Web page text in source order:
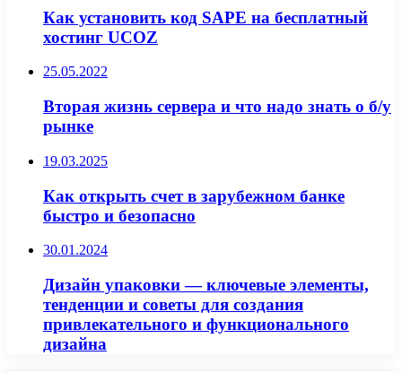
Как установить код SAPE на бесплатный
хостинг UCOZ
25.05.2022
Вторая жизнь сервера и что надо знать о б/у
рынке
19.03.2025
Как открыть счет в зарубежном банке
быстро и безопасно
30.01.2024
Дизайн упаковки — ключевые элементы,
тенденции и советы для создания
привлекательного и функционального
дизайна